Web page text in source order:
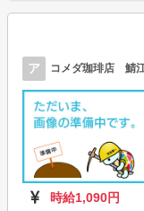
ア コメダ珈琲店 鯖
時給1,090円